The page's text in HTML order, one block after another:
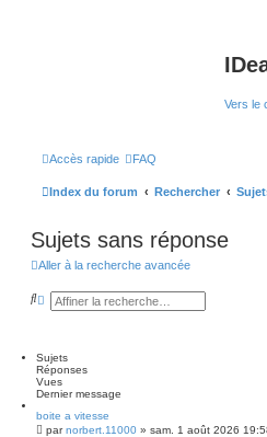
Vers le
Accès rapide FAQ
Index du forum Rechercher
Sujets sans réponse
Aller à la recherche avancée
R
r
c
h
e
r
R
r
c
h
e
a
v
Sujets
Réponses
Vues
Dernier message
boite a vitesse
parnorbert.11000 » sam. 1 août 2026